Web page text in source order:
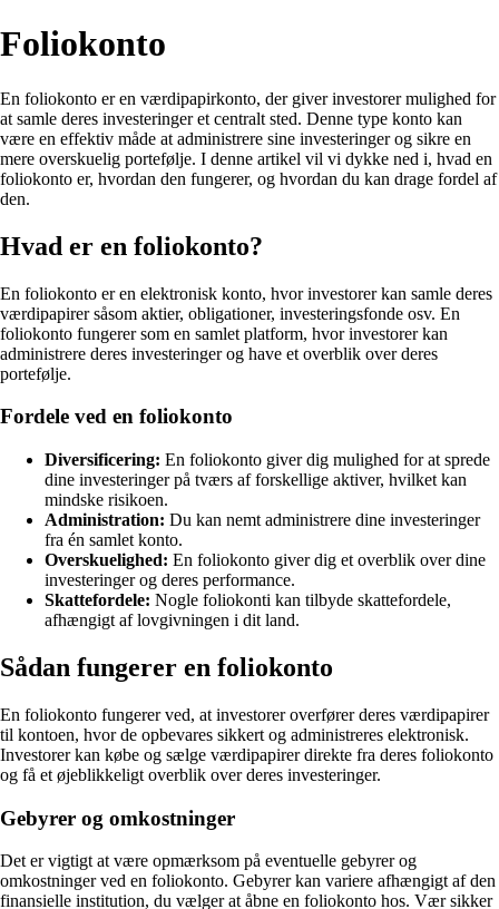
Foliokonto
En foliokonto er en værdipapirkonto, der giver investorer mulighed for
at samle deres investeringer et centralt sted. Denne type konto kan
være en effektiv måde at administrere sine investeringer og sikre en
mere overskuelig portefølje. I denne artikel vil vi dykke ned i, hvad en
foliokonto er, hvordan den fungerer, og hvordan du kan drage fordel af
den.
Hvad er en foliokonto?
En foliokonto er en elektronisk konto, hvor investorer kan samle deres
værdipapirer såsom aktier, obligationer, investeringsfonde osv. En
foliokonto fungerer som en samlet platform, hvor investorer kan
administrere deres investeringer og have et overblik over deres
portefølje.
Fordele ved en foliokonto
Diversificering: En foliokonto giver dig mulighed for at sprede
dine investeringer på tværs af forskellige aktiver, hvilket kan
mindske risikoen.
Administration: Du kan nemt administrere dine investeringer
fra én samlet konto.
Overskuelighed: En foliokonto giver dig et overblik over dine
investeringer og deres performance.
Skattefordele: Nogle foliokonti kan tilbyde skattefordele,
afhængigt af lovgivningen i dit land.
Sådan fungerer en foliokonto
En foliokonto fungerer ved, at investorer overfører deres værdipapirer
til kontoen, hvor de opbevares sikkert og administreres elektronisk.
Investorer kan købe og sælge værdipapirer direkte fra deres foliokonto
og få et øjeblikkeligt overblik over deres investeringer.
Gebyrer og omkostninger
Det er vigtigt at være opmærksom på eventuelle gebyrer og
omkostninger ved en foliokonto. Gebyrer kan variere afhængigt af den
finansielle institution, du vælger at åbne en foliokonto hos. Vær sikker